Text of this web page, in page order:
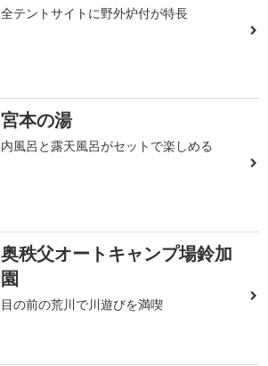
全テントサイトに野外炉付が特長
宮本の湯
内風呂と露天風呂がセットで楽しめる
奥秩父オートキャンプ場鈴加
園
目の前の荒川で川遊びを満喫